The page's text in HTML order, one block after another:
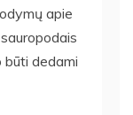
apie
būti dedami